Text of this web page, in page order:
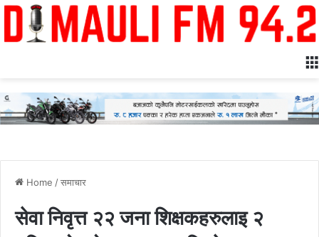
Home /समाचार
सेवा निवृत्त २२ जना शिक्षकहरुलाइ २